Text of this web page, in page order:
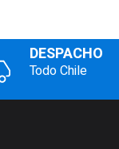
DESPACHO
Todo Chile